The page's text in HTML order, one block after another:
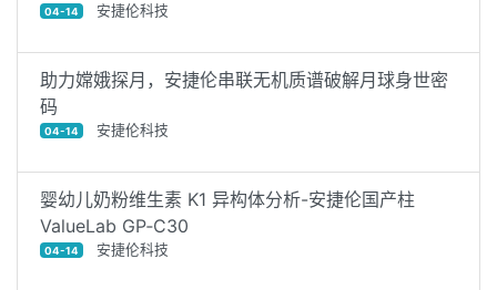
04-14 安捷伦科技
助力嫦娥探月，安捷伦串联无机质谱破解月球身世密
码
04-14 安捷伦科技
婴幼儿奶粉维生素 K1 异构体分析-安捷伦国产柱
ValueLab GP‑C30
04-14 安捷伦科技